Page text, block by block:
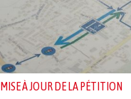
MISE À JOUR DE LA PÉTITION